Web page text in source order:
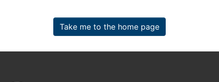
Take me to the home page